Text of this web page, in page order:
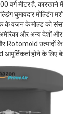
वर्ग मीटर है, कारखाने
घुमावदार
के वजन के मोल्ड को
अमेरिका और अन्य देशों और
उत्पादों के
होने के लिए